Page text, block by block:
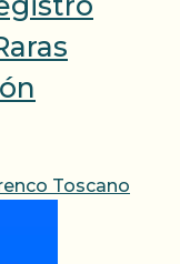
Toscano